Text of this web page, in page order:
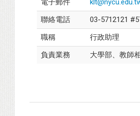
電子郵件
聯絡電話
03-5712121
職稱
行政助理
負責業務
大學部、教師